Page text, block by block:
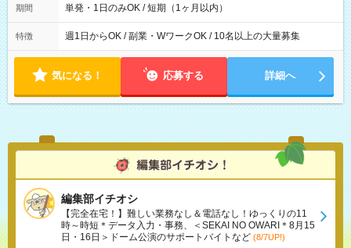
期間 単発・1日のみOK / 短期（1ヶ月以内）
特徴 週1日からOK / 副業・WワークOK / 10名以上の大量募集
気になる！ 応募する 詳細へ
編集部イチオシ
【完全在宅！】難しい業務なし＆電話なし！ゆっくりの11
時～時短＊データ入力・事務、＜SEKAI NO OWARI＊8月15
日・16日＞ドーム公演のサポートバイトなど (8/7UP!)